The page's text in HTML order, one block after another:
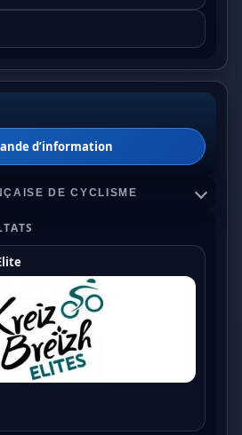
d’information
DE CYCLISME
Cross